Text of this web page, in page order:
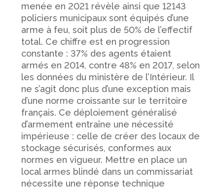
menée en 2021 révèle ainsi que 12143
policiers municipaux sont équipés d’une
arme à feu, soit plus de 50% de l’effectif
total. Ce chiffre est en progression
constante : 37% des agents étaient
armés en 2014, contre 48% en 2017, selon
les données du ministère de l’Intérieur. Il
ne s’agit donc plus d’une exception mais
d’une norme croissante sur le territoire
français. Ce déploiement généralisé
d’armement entraîne une nécessité
impérieuse : celle de créer des locaux de
stockage sécurisés, conformes aux
normes en vigueur. Mettre en place un
local armes blindé dans un commissariat
nécessite une réponse technique